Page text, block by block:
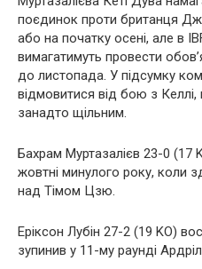
поєдинок проти британця
або на початку осені, але в
вимагатимуть провести
до листопада. У підсумку
відмовитися від бою з
занадто щільним.
Бахрам Муртазалієв 23-0 (17
жовтні минулого року, коли
над Тімом Цзю.
Еріксон Лубін 27-2 (19 KO)
зупинив у 11-му раунді